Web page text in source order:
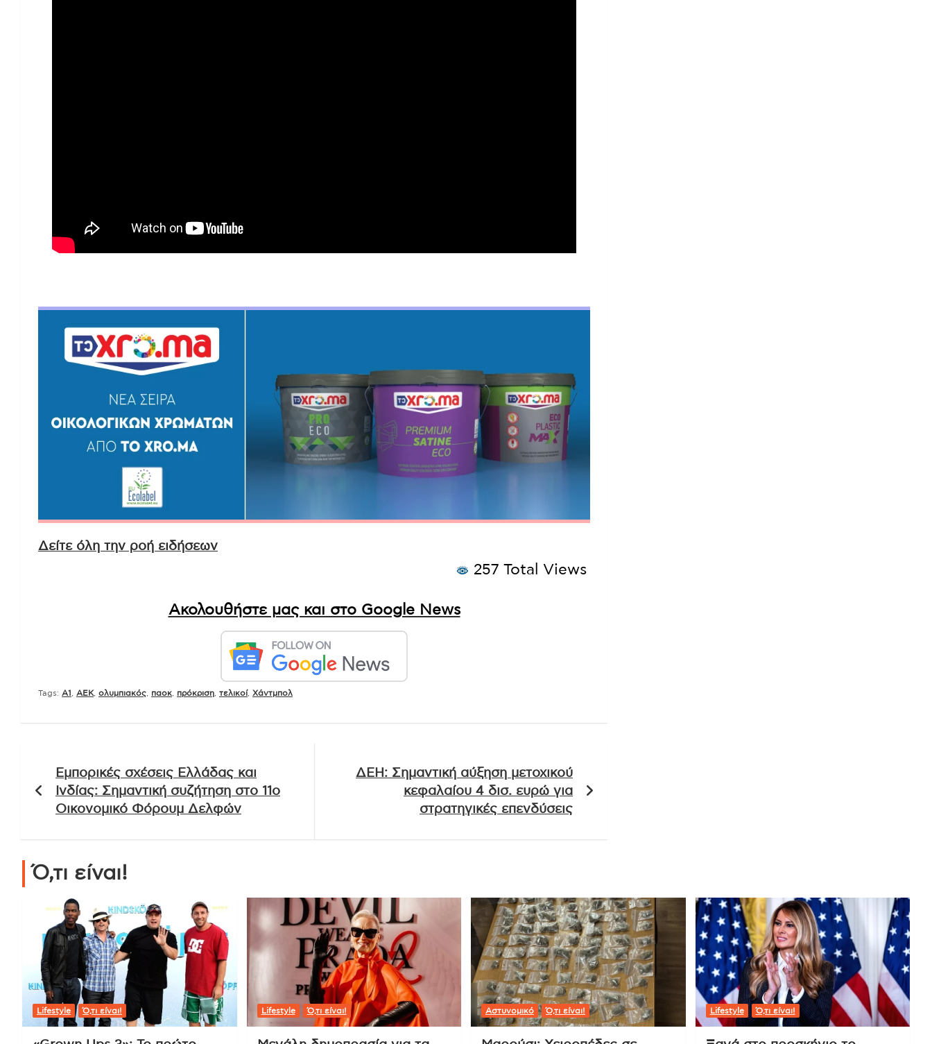
Δείτε όλη την ροή ειδήσεων
257 Total Views
Ακολουθήστε μας και στο Google News
Tags: A1 AEK, ολυμπιακός παοκ πρόκριση τελικοί, Χάντμπολ
άρθρων
Εμπορικές σχέσεις Ελλάδας και
Ινδίας: Σημαντική συζήτηση στο 11ο
Οικονομικό Φόρουμ Δελφών
ΔΕΗ: Σημαντική αύξηση μετοχικού
κεφαλαίου 4 δισ. ευρώ για
στρατηγικές επενδύσεις
Ό,τι είναι!
Lifestyle Ό,τι είναι! Lifestyle Ό,τι είναι! Αστυνομικό Ό,τι είναι! Lifestyle Ό,τι είναι!